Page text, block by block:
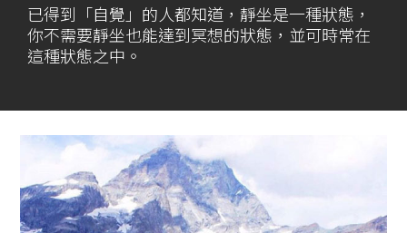
已得到「自覺」的人都知道，靜坐是一種狀態，
你不需要靜坐也能達到冥想的狀態，並可時常在
這種狀態之中。